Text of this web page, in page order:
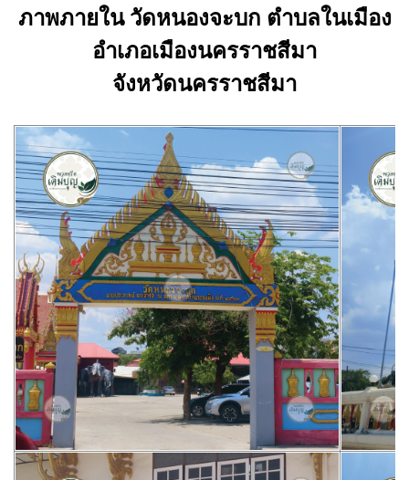
ภาพภายใน วัดหนองจะบก ตำบลในเมือง
อำเภอเมืองนครราชสีมา
จังหวัดนครราชสีมา